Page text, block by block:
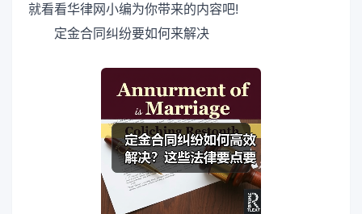
就看看华律网小编为你带来的内容吧!
定金合同纠纷要如何来解决